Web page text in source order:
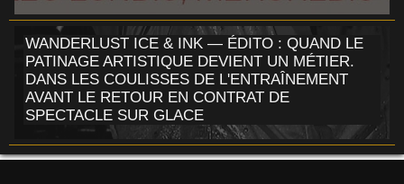
WANDERLUST ICE & INK — ÉDITO : QUAND LE
PATINAGE ARTISTIQUE DEVIENT UN MÉTIER.
DANS LES COULISSES DE L'ENTRAÎNEMENT
AVANT LE RETOUR EN CONTRAT DE
SPECTACLE SUR GLACE